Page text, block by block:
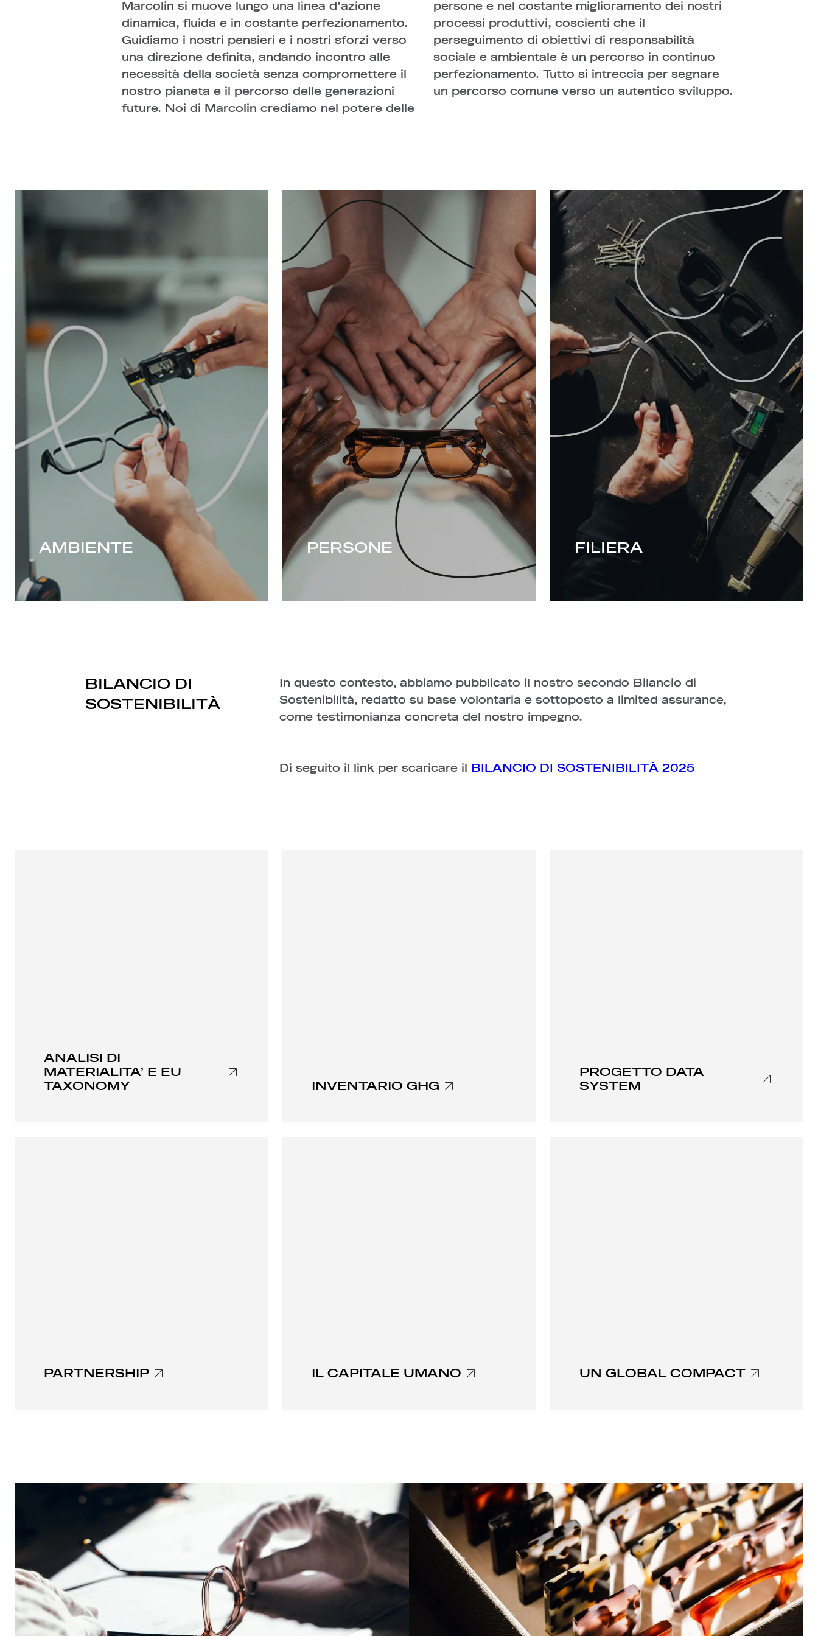
Marcolin si muove lungo una linea d’azione
dinamica, fluida e in costante perfezionamento.
Guidiamo i nostri pensieri e i nostri sforzi verso
una direzione definita, andando incontro alle
necessità della società senza compromettere il
nostro pianeta e il percorso delle generazioni
future. Noi di Marcolin crediamo nel potere delle
persone e nel costante miglioramento dei nostri
processi produttivi, coscienti che il
perseguimento di obiettivi di responsabilità
sociale e ambientale è un percorso in continuo
perfezionamento. Tutto si intreccia per segnare
un percorso comune verso un autentico sviluppo.
AMBIENTE PERSONE FILIERA
BILANCIO DI
SOSTENIBILITÀ
In questo contesto, abbiamo pubblicato il nostro secondo Bilancio di
Sostenibilità, redatto su base volontaria e sottoposto a limited assurance,
come testimonianza concreta del nostro impegno.
Di seguito il link per scaricare il BILANCIO DI SOSTENIBILITÀ 2025
ANALISI DI
MATERIALITA’ E EU
TAXONOMY
INVENTARIO GHG
PROGETTO DATA
SYSTEM
PARTNERSHIP IL CAPITALE UMANO UN GLOBAL COMPACT